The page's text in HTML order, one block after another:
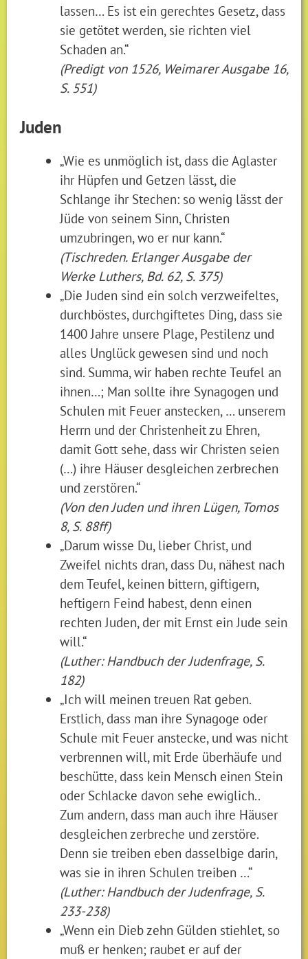
lassen… Es ist ein gerechtes Gesetz, dass
sie getötet werden, sie richten viel
Schaden an.“
(Predigt von 1526, Weimarer Ausgabe 16,
S. 551)
Juden
„Wie es unmöglich ist, dass die Aglaster
ihr Hüpfen und Getzen lässt, die
Schlange ihr Stechen: so wenig lässt der
Jüde von seinem Sinn, Christen
umzubringen, wo er nur kann.“
(Tischreden. Erlanger Ausgabe der
Werke Luthers, Bd. 62, S. 375)
„Die Juden sind ein solch verzweifeltes,
durchböstes, durchgiftetes Ding, dass sie
1400 Jahre unsere Plage, Pestilenz und
alles Unglück gewesen sind und noch
sind. Summa, wir haben rechte Teufel an
ihnen…; Man sollte ihre Synagogen und
Schulen mit Feuer anstecken, … unserem
Herrn und der Christenheit zu Ehren,
damit Gott sehe, dass wir Christen seien
(…) ihre Häuser desgleichen zerbrechen
und zerstören.“
(Von den Juden und ihren Lügen, Tomos
8, S. 88ff)
„Darum wisse Du, lieber Christ, und
Zweifel nichts dran, dass Du, nähest nach
dem Teufel, keinen bittern, giftigern,
heftigern Feind habest, denn einen
rechten Juden, der mit Ernst ein Jude sein
will.“
(Luther: Handbuch der Judenfrage, S.
182)
„Ich will meinen treuen Rat geben.
Erstlich, dass man ihre Synagoge oder
Schule mit Feuer anstecke, und was nicht
verbrennen will, mit Erde überhäufe und
beschütte, dass kein Mensch einen Stein
oder Schlacke davon sehe ewiglich..
Zum andern, dass man auch ihre Häuser
desgleichen zerbreche und zerstöre.
Denn sie treiben eben dasselbige darin,
was sie in ihren Schulen treiben …“
(Luther: Handbuch der Judenfrage, S.
233-238)
„Wenn ein Dieb zehn Gülden stiehlet, so
muß er henken; raubet er auf der